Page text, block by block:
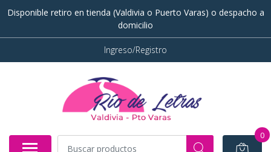
Disponible retiro en tienda (Valdivia o Puerto Varas) o despacho a
domicilio
Ingreso/Registro
0